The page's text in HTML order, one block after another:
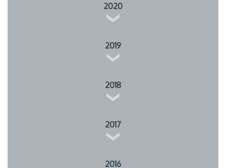
2020
2019
2018
2017
2016